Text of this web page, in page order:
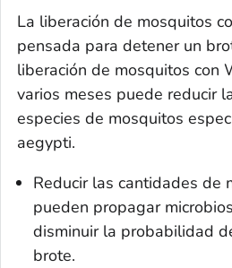
La liberación de mosquitos
pensada para detener un
liberación de mosquitos con
varios meses puede reducir
especies de mosquitos
aegypti.
Reducir las cantidades de
pueden propagar
disminuir la probabilidad
brote.